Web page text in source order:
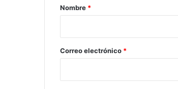
r
*
Nombre *
Correo electrónico *